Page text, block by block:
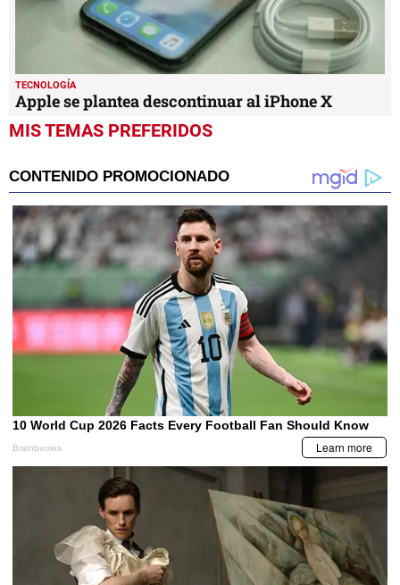
TECNOLOGÍA
Apple se plantea descontinuar al iPhone X
MIS TEMAS PREFERIDOS